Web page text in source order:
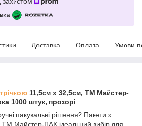
Доставка Оплата Умови
11,5см x 32,5см, ТМ Майстер-
1000 штук, прозорі
пакувальні рішення? Пакети з
ТМ Майстер-ПАК ідеальний вибір для